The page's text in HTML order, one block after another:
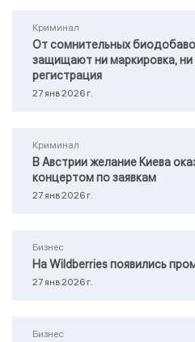
Криминал
От сомнительных
защищают ни маркировка, ни
регистрация
27 янв 2026 г.
Криминал
В Австрии желание Киева
концертом по заявкам
27 янв 2026 г.
Бизнес
На Wildberries появились
27 янв 2026 г.
Бизнес